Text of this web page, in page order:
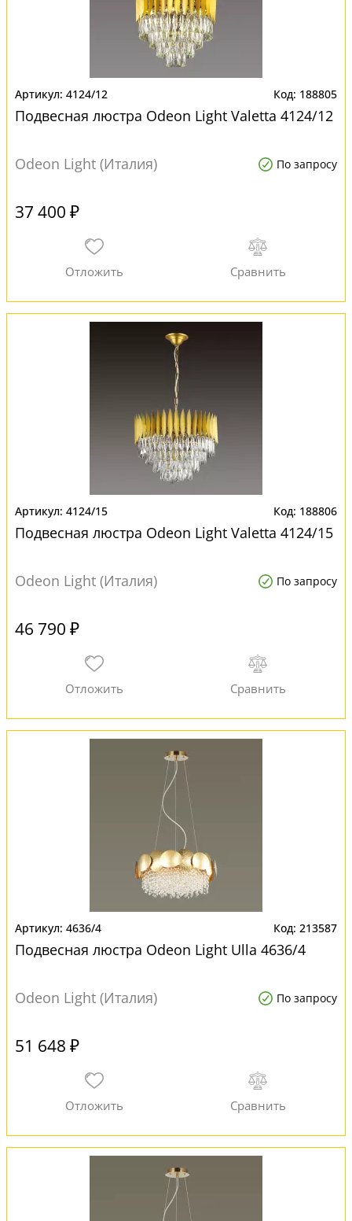
4124/12 188805
Подвесная люстра Odeon Light Valetta 4124/12
Odeon Light (Италия) По запросу
37 400 ₽
4124/15 188806
Подвесная люстра Odeon Light Valetta 4124/15
Odeon Light (Италия) По запросу
46 790 ₽
4636/4 213587
Подвесная люстра Odeon Light Ulla 4636/4
Odeon Light (Италия) По запросу
51 648 ₽